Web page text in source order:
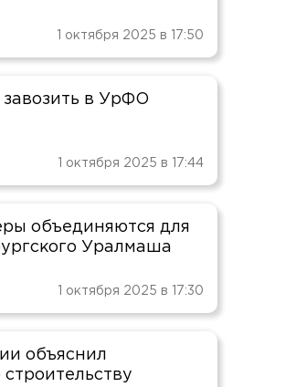
1 октября 2025 в 17:50
в УрФО
1 октября 2025 в 17:44
объединяются для
Уралмаша
1 октября 2025 в 17:30
объяснил